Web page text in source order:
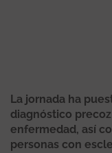
La jornada ha
diagnóstico
enfermedad, así
personas con